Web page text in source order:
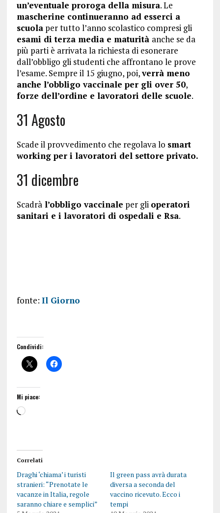
un’eventuale proroga della misura. Le
mascherine continueranno ad esserci a
scuolaper tutto l’anno scolastico compresi gli
esami di terza media e maturità anche se da
più parti è arrivata la richiesta di esonerare
dall’obbligo gli studenti che affrontano le prove
l’esame. Sempre il 15 giugno, poi,verrà meno
anche l’obbligo vaccinale per gli over 50,
forze dell’ordine e lavoratori delle scuole.
31 Agosto
Scade il provvedimento che regolava lo smart
working per i lavoratori del settore privato.
31 dicembre
Scadràl’obbligo vaccinale per gli operatori
sanitari e i lavoratori di ospedali e Rsa.
fonte: Il Giorno
Condividi:
Mi piace:
Correlati
Draghi ‘chiama’ i turisti
stranieri: “Prenotate le
vacanze in Italia, regole
saranno chiare e semplici”
Il green pass avrà durata
diversa a seconda del
vaccino ricevuto. Ecco i
tempi